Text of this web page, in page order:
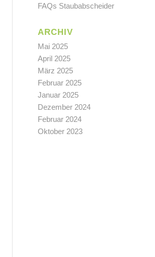
FAQs Staubabscheider
ARCHIV
Mai 2025
April 2025
März 2025
Februar 2025
Januar 2025
Dezember 2024
Februar 2024
Oktober 2023